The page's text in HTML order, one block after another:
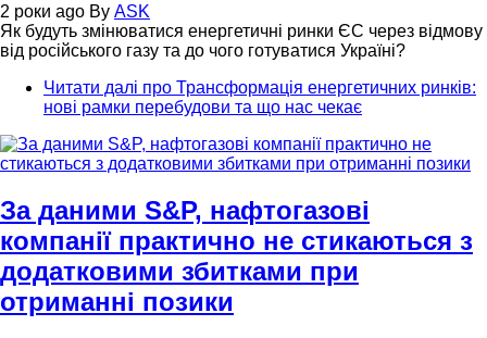
2 роки ago By ASK
Як будуть змінюватися енергетичні ринки ЄС через відмову
від російського газу та до чого готуватися Україні?
Читати далі про Трансформація енергетичних ринків:
нові рамки перебудови та що нас чекає
За даними S&P, нафтогазові
компанії практично не стикаються з
додатковими збитками при
отриманні позики